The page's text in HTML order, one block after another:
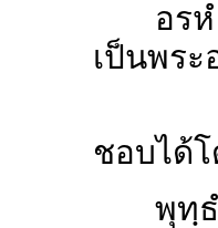
อร
เป็นพระ
ชอบได้โ
พุทฺ